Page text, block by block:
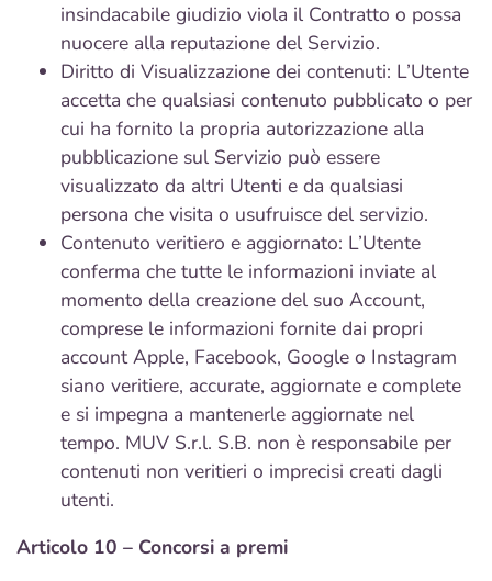
insindacabile giudizio viola il Contratto o possa
nuocere alla reputazione del Servizio.
Diritto di Visualizzazione dei contenuti: L’Utente
accetta che qualsiasi contenuto pubblicato o per
cui ha fornito la propria autorizzazione alla
pubblicazione sul Servizio può essere
visualizzato da altri Utenti e da qualsiasi
persona che visita o usufruisce del servizio.
Contenuto veritiero e aggiornato: L’Utente
conferma che tutte le informazioni inviate al
momento della creazione del suo Account,
comprese le informazioni fornite dai propri
account Apple, Facebook, Google o Instagram
siano veritiere, accurate, aggiornate e complete
e si impegna a mantenerle aggiornate nel
tempo. MUV S.r.l. S.B. non è responsabile per
contenuti non veritieri o imprecisi creati dagli
utenti.
Articolo 10 – Concorsi a premi